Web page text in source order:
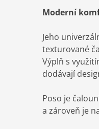
Moderní
Jeho
texturované
Výplň s
dodávají
Poso je
a zároveň je